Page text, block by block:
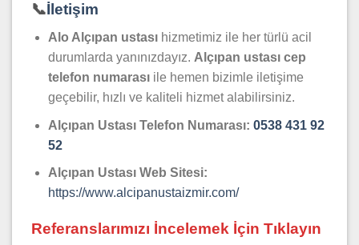
📞İletişim
Alo Alçıpan ustasıhizmetimiz ile her türlü acil
durumlarda yanınızdayız. Alçıpan ustası cep
telefon numarasıile hemen bizimle iletişime
geçebilir, hızlı ve kaliteli hizmet alabilirsiniz.
Alçıpan Ustası Telefon Numarası: 0538 431 92
52
Alçıpan Ustası Web Sitesi:
https://www.alcipanustaizmir.com/
Referanslarımızı İncelemek İçin Tıklayın